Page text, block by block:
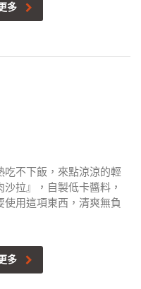
多
吃不下飯，來點涼涼的輕
沙拉』，自製低卡醬料，
使用這項東西，清爽無負
多